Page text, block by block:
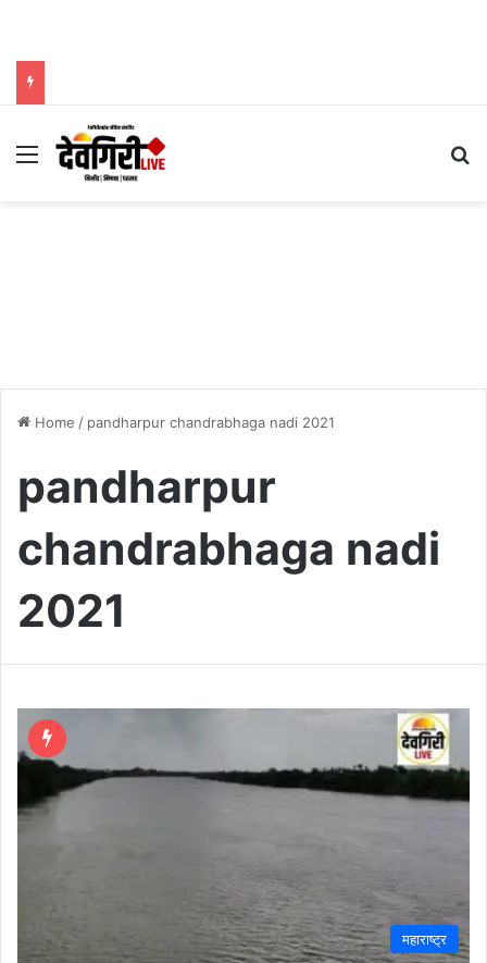
Menu
Home / pandharpur chandrabhaga nadi 2021
pandharpur
chandrabhaga nadi
2021
महाराष्ट्र